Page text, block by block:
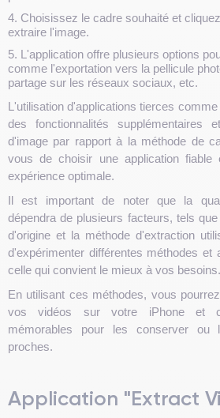
4. Choisissez le cadre souhaité et
extraire l'image.
5. L'application offre plusieurs options
comme l'exportation vers la pellicule
partage sur les réseaux sociaux, etc.
L'utilisation d'applications tierces
des fonctionnalités supplémentaires
d'image par rapport à la méthode de
vous de choisir une application
expérience optimale.
Il est important de noter que la
dépendra de plusieurs facteurs, tels
d'origine et la méthode d'extraction
d'expérimenter différentes méthodes et
celle qui convient le mieux à vos besoins.
En utilisant ces méthodes, vous
vos vidéos sur votre iPhone et
mémorables pour les conserver ou
proches.
Application "Extract